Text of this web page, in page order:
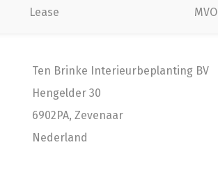
Lease
MVO
Ten Brinke Interieurbeplanting BV
Hengelder 30
6902PA, Zevenaar
Nederland